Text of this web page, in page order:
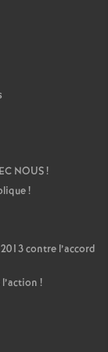
NOUS!
!
contre l’accord
!